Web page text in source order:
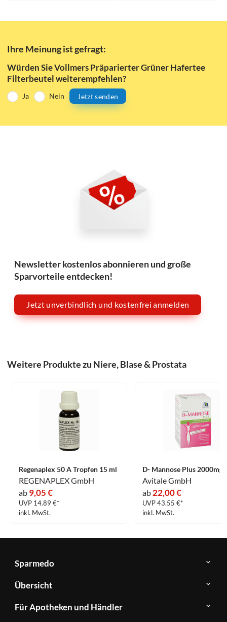
Ihre Meinung ist gefragt:
Würden Sie Vollmers Präparierter Grüner Hafertee
Filterbeutel weiterempfehlen?
Ja Nein Jetzt senden
Newsletter kostenlos abonnieren und große
Sparvorteile entdecken!
Jetzt unverbindlich und kostenfrei anmelden
Weitere Produkte zu Niere, Blase & Prostata
Regenaplex 50 A Tropfen 15 ml
REGENAPLEX GmbH
ab 9,05 €
UVP 14.89 €*
inkl. MwSt.
Avitale GmbH
ab 22,00 €
UVP 43.55 €*
inkl. MwSt.
Sparmedo
Über
Sparmedo
FAQ
Übersicht
Herstellerverzeichnis
Für Apotheken und Händler